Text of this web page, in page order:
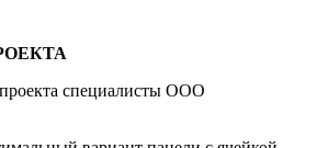
специалисты ООО